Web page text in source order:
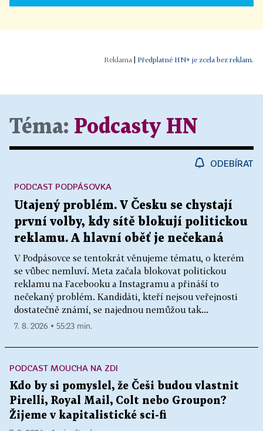
Předplatné HN+ je zcela bez reklam.
Téma: Podcasty HN
ODEBÍRAT
Utajený problém. V Česku se chystají
první volby, kdy sítě blokují politickou
reklamu. A hlavní oběť je nečekaná
V Podpásovce se tentokrát věnujeme tématu, o kterém
se vůbec nemluví. Meta začala blokovat politickou
reklamu na Facebooku a Instagramu a přináší to
nečekaný problém. Kandidáti, kteří nejsou veřejnosti
dostatečně známí, se najednou nemůžou tak...
PODCAST PODPÁSOVKA
7. 8. 2026 ▪ 55:23 min.
PODCAST MOUCHA NA ZDI
Kdo by si pomyslel, že Češi budou vlastnit
Pirelli, Royal Mail, Colt nebo Groupon?
Žijeme v kapitalistické sci-fi